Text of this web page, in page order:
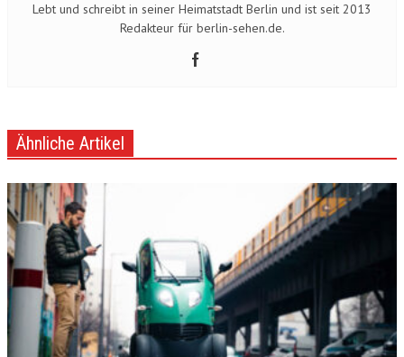
Lebt und schreibt in seiner Heimatstadt Berlin und ist seit 2013
Redakteur für berlin-sehen.de.
Ähnliche Artikel